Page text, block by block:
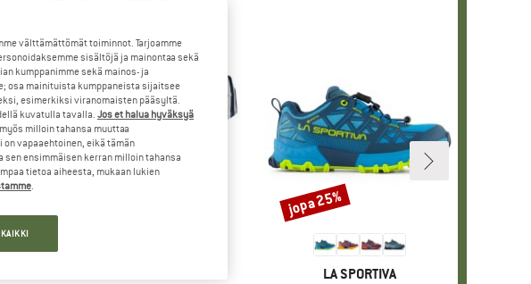
MERKKI
LA SPORTIVA
Alennus
jopa 25%
välttämättömät toiminnot. Tarjoamme
sisältöjä ja mainontaa sekä
kumppanimme sekä mainos- ja
osa mainituista kumppaneista sijaitsee
esimerkiksi viranomaisten pääsyltä.
kuvatulla tavalla. Jos et halua hyväksyä
milloin tahansa muuttaa
vapaaehtoinen, eikä tämän
ensimmäisen kerran milloin tahansa
tietoa aiheesta, mukaan lukien
.